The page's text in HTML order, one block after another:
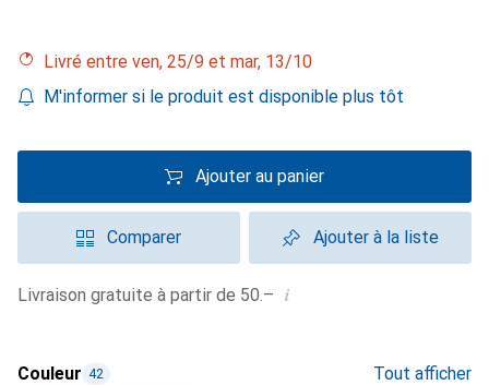
Livré entre ven, 25/9 et mar, 13/10
M'informer si le produit est disponible plus tôt
Ajouter au panier
Comparer Ajouter à la liste
Livraison gratuite à partir de 50.– i
Couleur 42 Tout afficher